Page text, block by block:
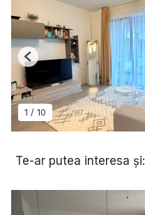
1 / 10
Previous
Te-ar putea interesa și: